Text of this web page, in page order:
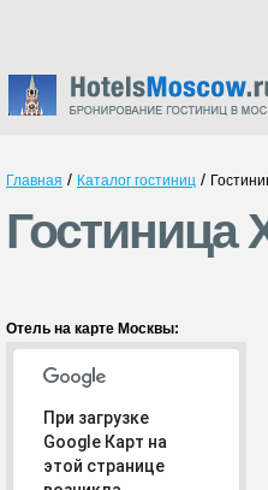
Главная / Каталог гостиниц /
Гостиница
Отель на карте Москвы:
При загрузке
Google Карт на
этой странице